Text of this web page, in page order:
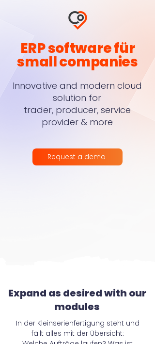
ERP software für
small companies
Innovative and modern cloud
solution for
trader, producer, service
provider & more
Request a demo
Expand as desired with our
modules
In der Kleinserienfertigung steht und
fällt alles mit der Übersicht: